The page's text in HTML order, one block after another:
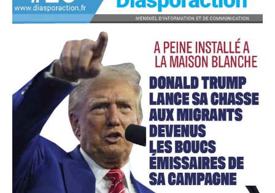
Plans d'abonnement
Accès gratuit
Gratuit /accès limité